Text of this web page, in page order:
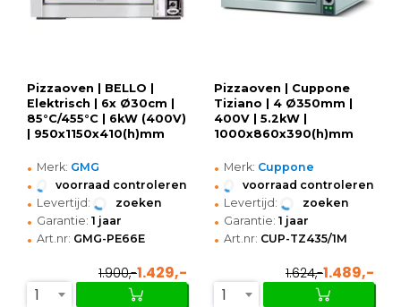
Pizzaoven | BELLO |
Elektrisch | 6x Ø30cm |
85°C/455°C | 6kW (400V)
| 950x1150x410(h)mm
• Merk: GMG
• voorraad controleren
• Levertijd: zoeken
• Garantie: 1 jaar
• Art.nr: GMG-PE66E
1.900,-1.429,-
1
Pizzaoven | Cuppone
Tiziano | 4 Ø350mm |
400V | 5.2kW |
1000x860x390(h)mm
• Merk: Cuppone
• voorraad controleren
• Levertijd: zoeken
• Garantie: 1 jaar
• Art.nr: CUP-TZ435/1M
1.624,-1.489,-
1